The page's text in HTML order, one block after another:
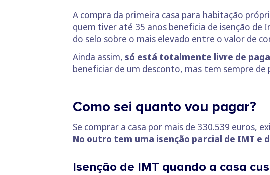
A compra da primeira casa para habitação
quem tiver até 35 anos beneficia de isenção de
do selo sobre o mais elevado entre o valor de
Ainda assim, só está totalmente livre de
beneficiar de um desconto, mas tem sempre de
Como sei quanto vou pagar?
Se comprar a casa por mais de 330.539 euros,
No outro tem uma isenção parcial de IMT e
Isenção de IMT quando a casa